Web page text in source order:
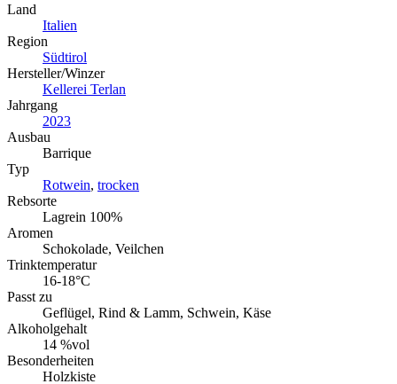
Land
Italien
Region
Südtirol
Hersteller/Winzer
Kellerei Terlan
Jahrgang
2023
Ausbau
Barrique
Typ
Rotwein, trocken
Rebsorte
Lagrein 100%
Aromen
Schokolade, Veilchen
Trinktemperatur
16-18°C
Passt zu
Geflügel, Rind & Lamm, Schwein, Käse
Alkoholgehalt
14 %vol
Besonderheiten
Holzkiste